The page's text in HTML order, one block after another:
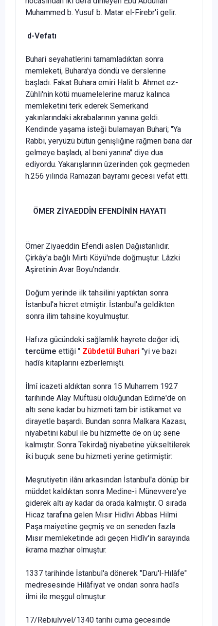
Muhammed b. Yusuf b. Matar el-Firebr'i gelir.
d-Vefatı
Buhari seyahatlerini tamamladıktan sonra
memleketi, Buhara'ya döndü ve derslerine
başladı. Fakat Buhara emiri Halit b. Ahmet ez-
Zühli'nin kötü muamelelerine maruz kalınca
memleketini terk ederek Semerkand
yakınlarındaki akrabalarının yanına geldi.
Kendinde yaşama isteği bulamayan Buhari; "Ya
Rabbi, yeryüzü bütün genişliğine rağmen bana dar
gelmeye başladı, al beni yanına" diye dua
ediyordu. Yakarışları­nın üzerinden çok geçmeden
h.256 yılında Ramazan bayramı gecesi vefat etti.
ÖMER ZİYAEDDÎN EFENDİNİN HAYATI
Ömer Ziyaeddin Efendi aslen Dağıstanlıdır.
Çirkây'a bağlı Mirti Köyü'nde doğmuştur. Lâzki
Aşiretinin Avar Boyu'ndandır.
Doğum yerinde ilk tahsilini yaptıktan sonra
İstanbul'a hicret etmiş­tir. İstanbul'a geldikten
sonra ilim tahsine koyulmuştur.
Hafıza gücündeki sağlamlık hayrete değer idi,
tercüme ettiği " Zübdetül Buhari "yi ve bazı
hadîs kitaplarını ezberlemişti.
İlmî icazeti aldıktan sonra 15 Muharrem 1927
tarihinde Alay Müftüsü olduğundan Edirne'de on
altı sene kadar bu hizmeti tam bir istikamet ve
dirayetle başardı. Bundan sonra Malkara Kazası,
niyabetini kabul ile bu hizmette de on üç sene
kalmıştır. Sonra Tekirdağ niyabetine yükselti­lerek
iki buçuk sene bu hizmeti yerine getirmiştir:
Meşrutiyetin ilânı arkasından İstanbul'a dönüp bir
müddet kaldıktan sonra Medine-i Münevvere'ye
giderek altı ay kadar da orada kalmıştır. O sırada
Hicaz tarafına gelen Mısır Hidîvi Abbas Hilmi
Paşa maiyetine geç­miş ve on seneden fazla
Mısır memleketinde adı geçen Hidîv'in sarayında
ikrama mazhar olmuştur.
1337 tarihinde İstanbul'a dönerek "Daru'l-Hılâfe"
medresesinde Hilâfiyat ve ondan sonra hadîs
ilmi ile meşgul olmuştur.
17/Rebiulvvel/1340 tarihi cuma gecesinde